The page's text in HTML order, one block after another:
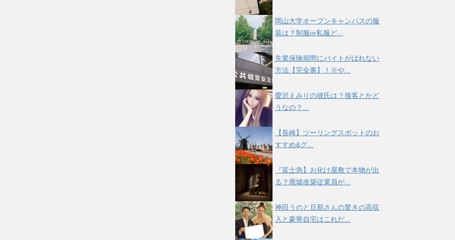
岡山大学オープンキャンパスの服
装は？制服or私服ど...
失業保険期間にバイトがばれない
方法【完全裏】！※や...
愛沢えみりの彼氏は？接客とかど
うなの？...
【長崎】ツーリングスポットのお
すすめ&グ...
『富士急】お化け屋敷で本物が出
る？廃墟改築従業員が...
神田うのと旦那さんの驚きの高収
入と豪華自宅はこれだ...